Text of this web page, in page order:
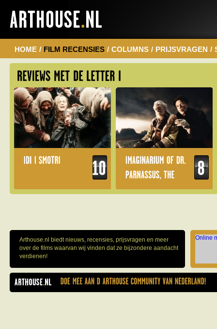
HOME / FILM RECENSIES / COLUMNS / PRIJSVRAGEN /
Arthouse.nl biedt nieuws, recensies, prijsvragen en meer
over de films waarvan wij vinden dat ze bijzondere aandacht
verdienen!
Online